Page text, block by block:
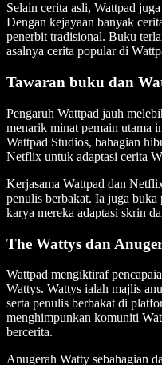
Selain cerita asli, Wattpad
Dengan kejayaan banyak
penerbit tradisional. Buku
asalnya cerita popular di
Tawaran buku dan
Pengaruh Wattpad jauh
menarik minat pemain utama
Wattpad Studios, bahagian
Netflix untuk adaptasi cerita
Kerjasama Wattpad dan
penulis berbakat. Ia juga
karya mereka adaptasi skrin
The Wattys dan
Wattpad mengiktiraf
Wattys. Wattys ialah majlis
serta penulis berbakat di
menghimpunkan komuniti
bercerita.
Anugerah Watty sebahagian